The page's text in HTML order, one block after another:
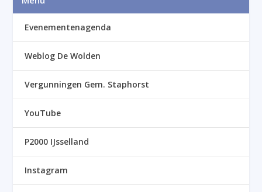
Evenementenagenda
Weblog De Wolden
Vergunningen Gem. Staphorst
YouTube
P2000 IJsselland
Instagram